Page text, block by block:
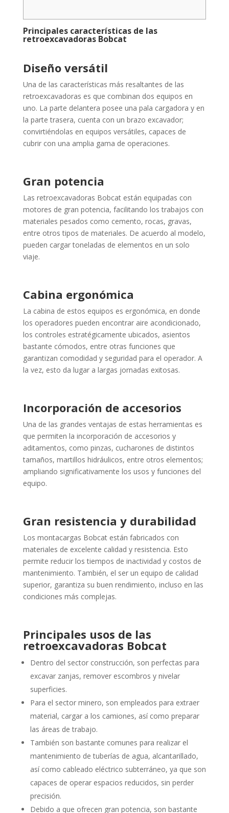
Principales características de las
retroexcavadoras Bobcat
Diseño versátil
Una de las características más resaltantes de las
retroexcavadoras es que combinan dos equipos en
uno. La parte delantera posee una pala cargadora y en
la parte trasera, cuenta con un brazo excavador;
convirtiéndolas en equipos versátiles, capaces de
cubrir con una amplia gama de operaciones.
Gran potencia
Las retroexcavadoras Bobcat están equipadas con
motores de gran potencia, facilitando los trabajos con
materiales pesados como cemento, rocas, gravas,
entre otros tipos de materiales. De acuerdo al modelo,
pueden cargar toneladas de elementos en un solo
viaje.
Cabina ergonómica
La cabina de estos equipos es ergonómica, en donde
los operadores pueden encontrar aire acondicionado,
los controles estratégicamente ubicados, asientos
bastante cómodos, entre otras funciones que
garantizan comodidad y seguridad para el operador. A
la vez, esto da lugar a largas jornadas exitosas.
Incorporación de accesorios
Una de las grandes ventajas de estas herramientas es
que permiten la incorporación de accesorios y
aditamentos, como pinzas, cucharones de distintos
tamaños, martillos hidráulicos, entre otros elementos;
ampliando significativamente los usos y funciones del
equipo.
Gran resistencia y durabilidad
Los montacargas Bobcat están fabricados con
materiales de excelente calidad y resistencia. Esto
permite reducir los tiempos de inactividad y costos de
mantenimiento. También, el ser un equipo de calidad
superior, garantiza su buen rendimiento, incluso en las
condiciones más complejas.
Principales usos de las
retroexcavadoras Bobcat
Dentro del sector construcción, son perfectas para
excavar zanjas, remover escombros y nivelar
superficies.
Para el sector minero, son empleados para extraer
material, cargar a los camiones, así como preparar
las áreas de trabajo.
También son bastante comunes para realizar el
mantenimiento de tuberías de agua, alcantarillado,
así como cableado eléctrico subterráneo, ya que son
capaces de operar espacios reducidos, sin perder
precisión.
Debido a que ofrecen gran potencia, son bastante